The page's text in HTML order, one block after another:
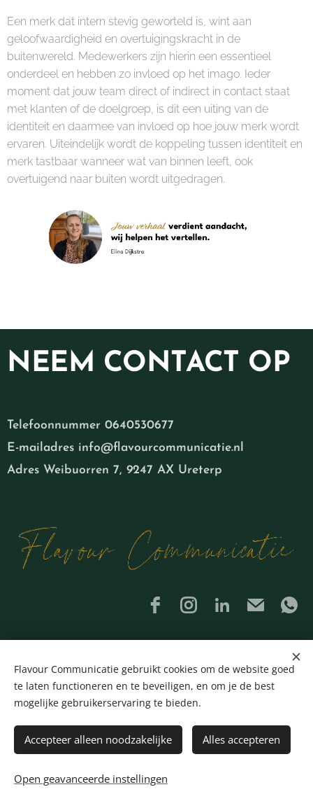
Een merk dat intern stevig geworteld is, wint aan
geloofwaardigheid en overtuigingskracht in de
buitenwereld. Medewerkers zijn hierin een essentieel
onderdeel en hebben zo invloed op het imago. Ieder
moment dat jouw team direct of indirect in contact staat
met klanten of de doelgroep, is dit een uiting van de
identiteit en daarmee van invloed op hoe jouw merk wordt
ervaren. Uiteindelijk wordt de koppeling tussen identiteit en
merk tastbaar wanneer wat van binnen leeft, ook
overtuigend naar buiten wordt uitgedragen.
NEEM CONTACT OP
Telefoonnummer 0640530677
E-mailadres info@flavourcommunicatie.nl
Adres Weibuorren 7, 9247 AX Ureterp
Leerbedrijf ID 100694434
KvK nummer 78116716
KvK vestigingsnummer 000045767521
© Created by Fijnlijner.nl
Flavour Communicatie gebruikt cookies om de website goed
te laten functioneren en te beveiligen, en om je de best
mogelijke gebruikerservaring te bieden.
Accepteer alleen noodzakelijke Alles accepteren
Open geavanceerde instellingen